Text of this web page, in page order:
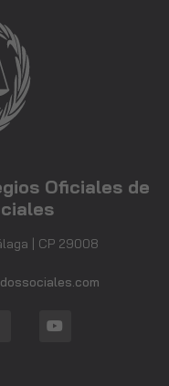
Oficiales de
| CP 29008